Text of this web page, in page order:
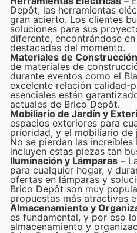
Depôt, las herramientas
gran acierto. Los clientes
soluciones para sus
diferente, encontrándose
destacadas del momento.
Materiales de
de materiales de
durante eventos como el
excelente relación calidad-
esenciales están
actuales de Brico Depôt.
Mobiliario de Jardín y
espacios exteriores para
prioridad, y el mobiliario
No se pierdan las
incluyen estas piezas tan
Iluminación y Lámparas –
para cualquier hogar, y
ofertas en lámparas y
Brico Depôt son muy
propuestas más atractivas
Almacenamiento y
es fundamental, y por eso
almacenamiento y